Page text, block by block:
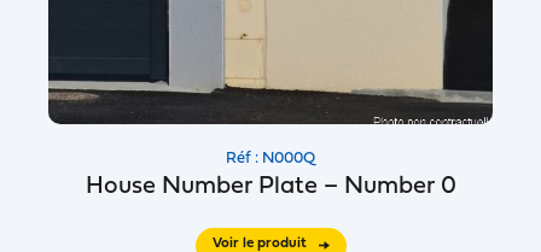
Réf : N000Q
House Number Plate – Number 0
Voir le produit